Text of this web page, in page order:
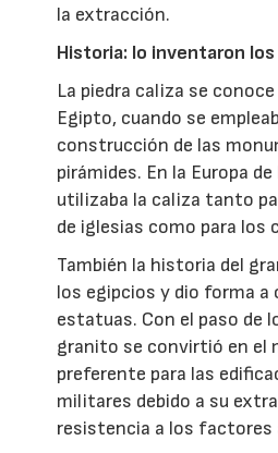
la extracción.
Historia: lo inventaron
La piedra caliza se
Egipto, cuando se
construcción de las
pirámides. En la Europa de
utilizaba la caliza tanto
de iglesias como para los
También la historia del
los egipcios y dio forma a
estatuas. Con el paso de
granito se convirtió en el
preferente para las
militares debido a su
resistencia a los factores